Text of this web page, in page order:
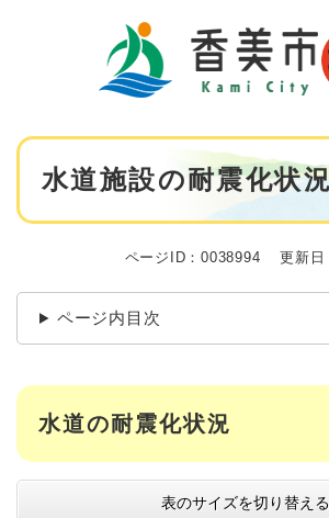
本
水道施設の耐震化状
ページID：0038994 更新日
ページ内目次
水道の耐震化状況
表のサイズを切り替える